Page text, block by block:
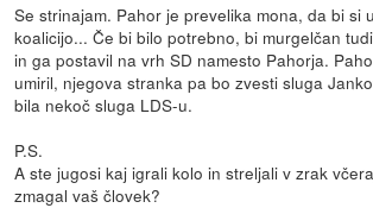
Se strinajam. Pahor je prevelika mona, da bi si
koalicijo... Če bi bilo potrebno, bi murgelčan
in ga postavil na vrh SD namesto Pahorja.
umiril, njegova stranka pa bo zvesti sluga
bila nekoč sluga LDS-u.
P.S.
A ste jugosi kaj igrali kolo in streljali v zrak
zmagal vaš človek?